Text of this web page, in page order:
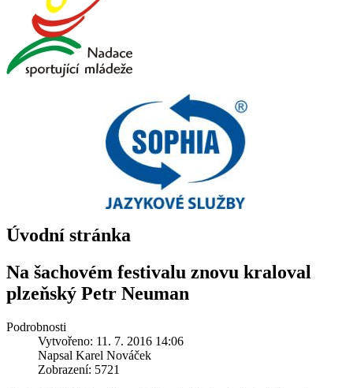
Úvodní stránka
Na šachovém festivalu znovu kraloval
plzeňský Petr Neuman
Podrobnosti
Vytvořeno: 11. 7. 2016 14:06
Napsal Karel Nováček
Zobrazení: 5721